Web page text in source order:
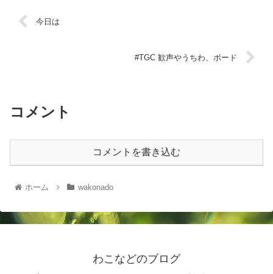
今日は
#TGC 歓声やうちわ、ボード
コメント
コメントを書き込む
ホーム wakonado
わこなどのブログ